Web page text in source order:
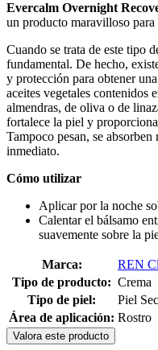
Evercalm Overnight
un producto maravilloso para
Cuando se trata de este tipo
fundamental. De hecho,
y protección para obtener
aceites vegetales contenidos
almendras, de oliva o de
fortalece la piel y
Tampoco pesan, se
inmediato.
Cómo utilizar
Aplicar por la noche
Calentar el bálsamo
suavemente sobre la
Marca:
REN
Tipo de producto: Crema
Tipo de piel:
Piel
Área de aplicación: Rostro
Valora este producto